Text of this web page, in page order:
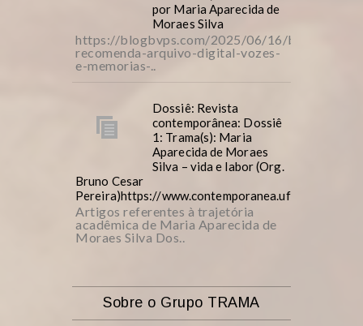
por Maria Aparecida de
Moraes Silva
https://blogbvps.com/2025/06/16/bvps-
recomenda-arquivo-digital-vozes-
e-memorias-..
Dossiê: Revista
contemporânea: Dossiê
1: Trama(s): Maria
Aparecida de Moraes
Silva – vida e labor (Org.
Bruno Cesar
Pereira)https://www.contemporanea.ufscar.br/
Artigos referentes à trajetória
acadêmica de Maria Aparecida de
Moraes Silva Dos..
Sobre o Grupo TRAMA